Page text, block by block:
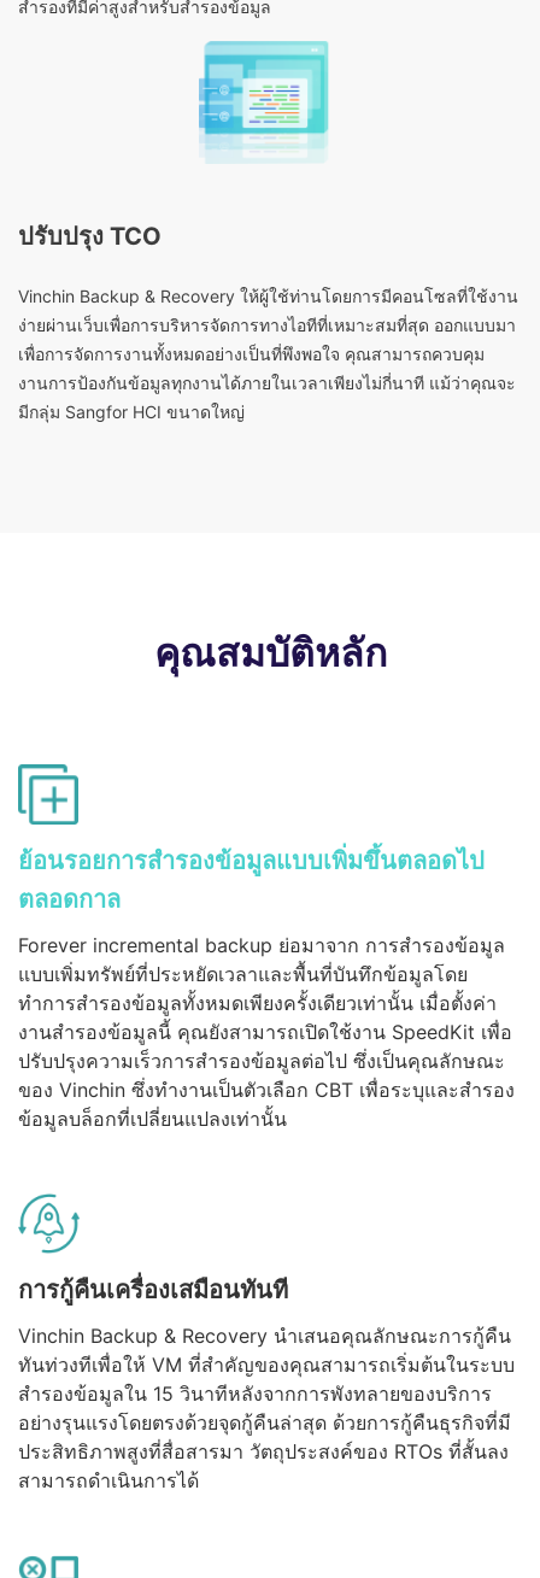
สำรองที่มีค่าสูงสำหรับสำรองข้อมูล
ปรับปรุง TCO
Vinchin Backup & Recovery ให้ผู้ใช้ท่านโดยการมีคอนโซลที่ใช้งาน
ง่ายผ่านเว็บเพื่อการบริหารจัดการทางไอทีที่เหมาะสมที่สุด ออกแบบมา
เพื่อการจัดการงานทั้งหมดอย่างเป็นที่พึงพอใจ คุณสามารถควบคุม
งานการป้องกันข้อมูลทุกงานได้ภายในเวลาเพียงไม่กี่นาที แม้ว่าคุณจะ
มีกลุ่ม Sangfor HCI ขนาดใหญ่
คุณสมบัติหลัก
ย้อนรอยการสำรองข้อมูลแบบเพิ่มขึ้นตลอดไป
ตลอดกาล
Forever incremental backup ย่อมาจาก การสำรองข้อมูล
แบบเพิ่มทรัพย์ที่ประหยัดเวลาและพื้นที่บันทึกข้อมูลโดย
ทำการสำรองข้อมูลทั้งหมดเพียงครั้งเดียวเท่านั้น เมื่อตั้งค่า
งานสำรองข้อมูลนี้ คุณยังสามารถเปิดใช้งาน SpeedKit เพื่อ
ปรับปรุงความเร็วการสำรองข้อมูลต่อไป ซึ่งเป็นคุณลักษณะ
ของ Vinchin ซึ่งทำงานเป็นตัวเลือก CBT เพื่อระบุและสำรอง
ข้อมูลบล็อกที่เปลี่ยนแปลงเท่านั้น
การกู้คืนเครื่องเสมือนทันที
Vinchin Backup & Recovery นำเสนอคุณลักษณะการกู้คืน
ทันท่วงทีเพื่อให้ VM ที่สำคัญของคุณสามารถเริ่มต้นในระบบ
สำรองข้อมูลใน 15 วินาทีหลังจากการพังทลายของบริการ
อย่างรุนแรงโดยตรงด้วยจุดกู้คืนล่าสุด ด้วยการกู้คืนธุรกิจที่มี
ประสิทธิภาพสูงที่สื่อสารมา วัตถุประสงค์ของ RTOs ที่สั้นลง
สามารถดำเนินการได้